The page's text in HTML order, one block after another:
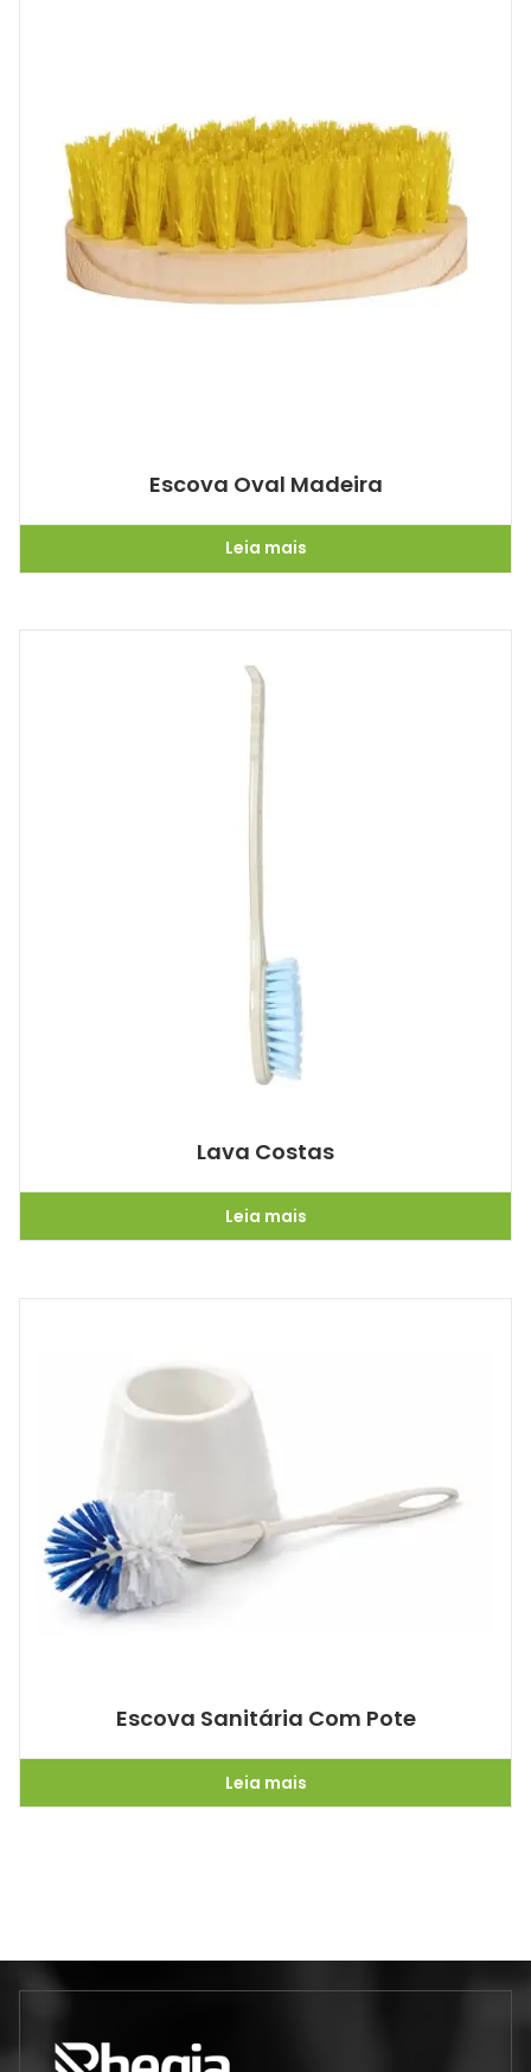
Escova Oval Madeira
Leia mais
Lava Costas
Leia mais
Escova Sanitária Com Pote
Leia mais